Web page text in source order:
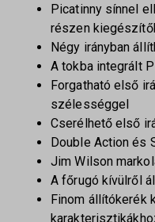
Picatinny sínnel
részen
Négy irányban
A tokba integrált
Forgatható első
szélességgel
Cserélhető első
Double Action és
Jim Wilson
A főrugó kívülről
Finom állítókerék